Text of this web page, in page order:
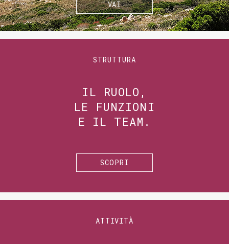
VAI
STRUTTURA
IL RUOLO,
LE FUNZIONI
E IL TEAM.
SCOPRI
ATTIVITÀ